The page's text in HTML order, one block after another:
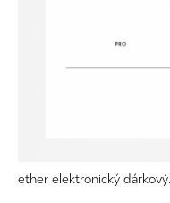
ether elektronický dárkový...